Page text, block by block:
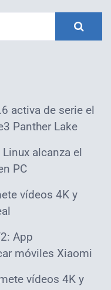
activa de serie el
Panther Lake
alcanza el
PC
vídeos 4K y
App
móviles Xiaomi
vídeos 4K y